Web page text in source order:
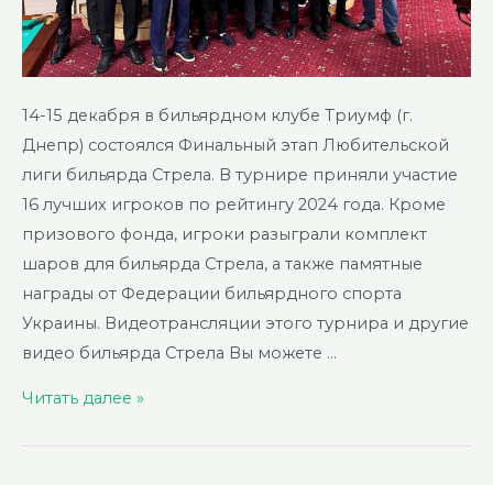
14-15 декабря в бильярдном клубе Триумф (г.
Днепр) состоялся Финальный этап Любительской
лиги бильярда Стрела. В турнире приняли участие
16 лучших игроков по рейтингу 2024 года. Кроме
призового фонда, игроки разыграли комплект
шаров для бильярда Стрела, а также памятные
награды от Федерации бильярдного спорта
Украины. Видеотрансляции этого турнира и другие
видео бильярда Стрела Вы можете …
ФИНАЛ
Читать далее »